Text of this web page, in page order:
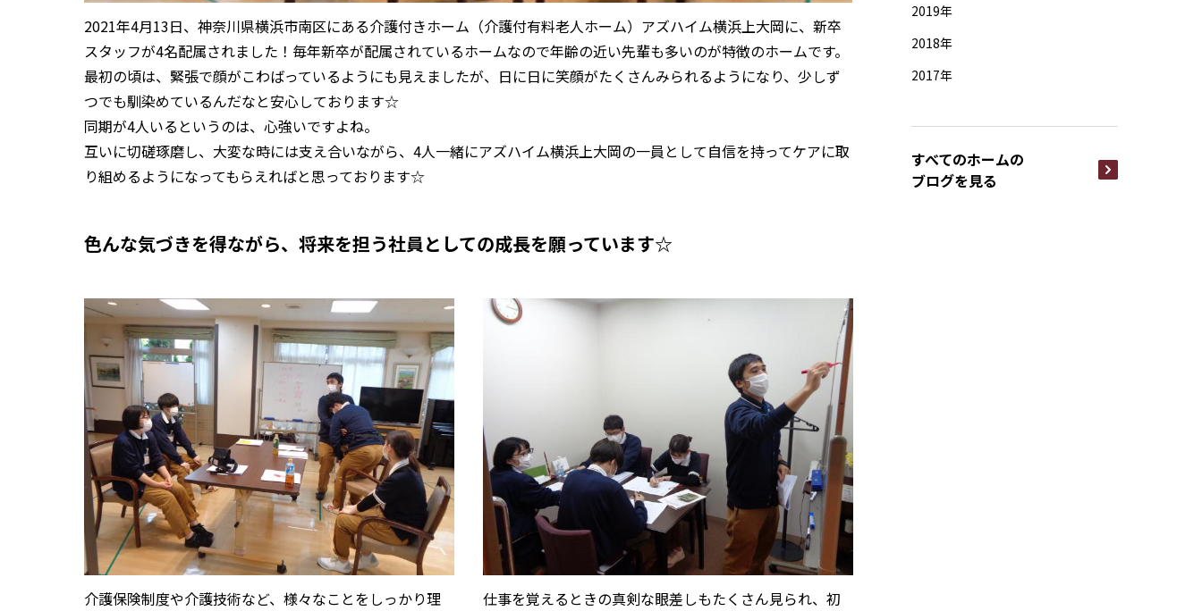
2021年4月13日、神奈川県横浜市南区にある介護付きホーム（介護付有料老人ホーム）アズハイム横浜上大岡に、新卒
スタッフが4名配属されました！毎年新卒が配属されているホームなので年齢の近い先輩も多いのが特徴のホームです。
最初の頃は、緊張で顔がこわばっているようにも見えましたが、日に日に笑顔がたくさんみられるようになり、少しず
つでも馴染めているんだなと安心しております☆
同期が4人いるというのは、心強いですよね。
互いに切磋琢磨し、大変な時には支え合いながら、4人一緒にアズハイム横浜上大岡の一員として自信を持ってケアに取
り組めるようになってもらえればと思っております☆
色んな気づきを得ながら、将来を担う社員としての成長を願っています☆
介護保険制度や介護技術など、様々なことをしっかり理
仕事を覚えるときの真剣な眼差しもたくさん見られ、初
2019年
2018年
2017年
すべてのホームの
ブログを見る